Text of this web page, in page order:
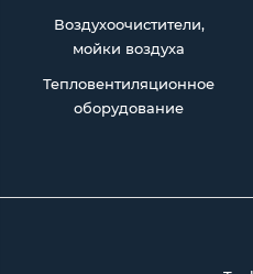
Воздухоочистители,
мойки воздуха
Тепловентиляционное
оборудование